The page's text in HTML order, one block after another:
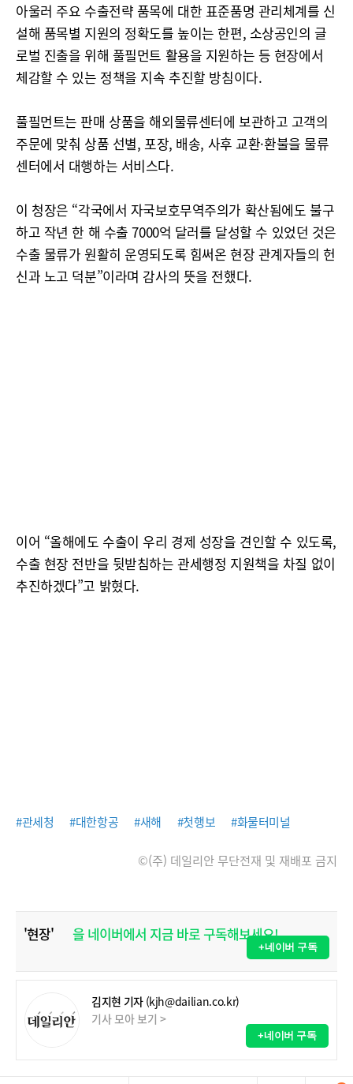
아울러 주요 수출전략 품목에 대한 표준품명 관리체계를 신
설해 품목별 지원의 정확도를 높이는 한편, 소상공인의 글
로벌 진출을 위해 풀필먼트 활용을 지원하는 등 현장에서
체감할 수 있는 정책을 지속 추진할 방침이다.
풀필먼트는 판매 상품을 해외물류센터에 보관하고 고객의
주문에 맞춰 상품 선별, 포장, 배송, 사후 교환·환불을 물류
센터에서 대행하는 서비스다.
이 청장은 “각국에서 자국보호무역주의가 확산됨에도 불구
하고 작년 한 해 수출 7000억 달러를 달성할 수 있었던 것은
수출 물류가 원활히 운영되도록 힘써온 현장 관계자들의 헌
신과 노고 덕분”이라며 감사의 뜻을 전했다.
이어 “올해에도 수출이 우리 경제 성장을 견인할 수 있도록,
수출 현장 전반을 뒷받침하는 관세행정 지원책을 차질 없이
추진하겠다”고 밝혔다.
#관세청 #대한항공 #새해 #첫행보 #화물터미널
©(주) 데일리안 무단전재 및 재배포 금지
'현장' 을 네이버에서 지금 바로 구독해보세요!
+네이버 구독
김지현 기자 (kjh@dailian.co.kr)
기사 모아 보기 >
+네이버 구독